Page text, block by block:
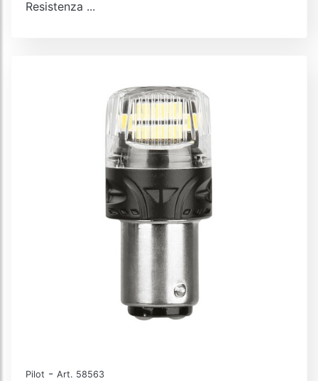
Resistenza ...
Pilot - Art. 58563